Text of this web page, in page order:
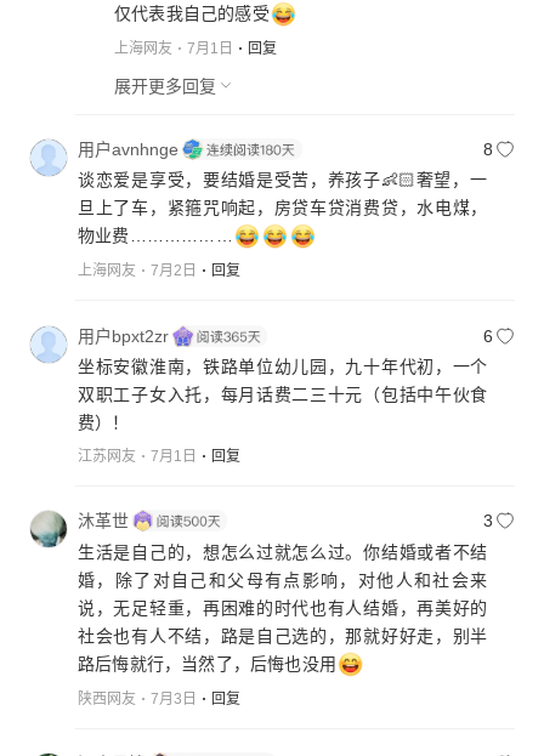
仅代表我自己的感受
上海网友 7月1日 回复
展开更多回复
用户avnhnge
8
谈恋爱是享受，要结婚是受苦，养孩子👶🏻奢望，一
旦上了车，紧箍咒响起，房贷车贷消费贷，水电煤，
物业费………………
上海网友 7月2日 回复
用户bpxt2zr
6
坐标安徽淮南，铁路单位幼儿园，九十年代初，一个
双职工子女入托，每月话费二三十元（包括中午伙食
费）！
江苏网友 7月1日 回复
沐革世
3
生活是自己的，想怎么过就怎么过。你结婚或者不结
婚，除了对自己和父母有点影响，对他人和社会来
说，无足轻重，再困难的时代也有人结婚，再美好的
社会也有人不结，路是自己选的，那就好好走，别半
路后悔就行，当然了，后悔也没用
陕西网友 7月3日 回复